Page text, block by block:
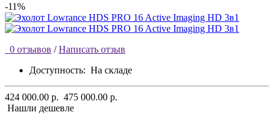
-11%
0 отзывов / Написать отзыв
Доступность: На складе
424 000.00 р. 475 000.00 р.
Нашли дешевле